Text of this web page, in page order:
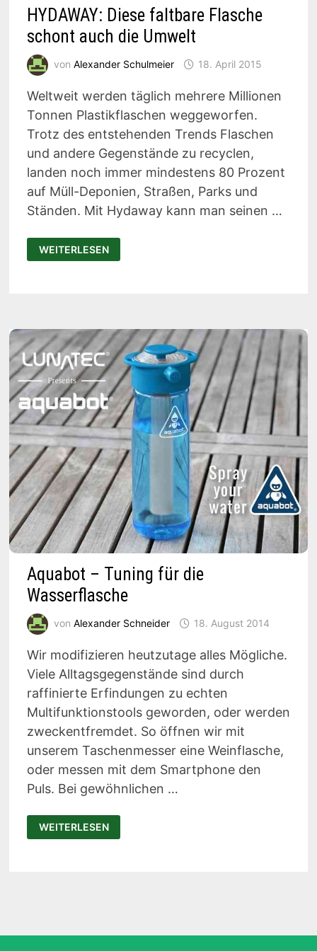
HYDAWAY: Diese faltbare Flasche
schont auch die Umwelt
von Alexander Schulmeier 18. April 2015
Weltweit werden täglich mehrere Millionen
Tonnen Plastikflaschen weggeworfen.
Trotz des entstehenden Trends Flaschen
und andere Gegenstände zu recyclen,
landen noch immer mindestens 80 Prozent
auf Müll-Deponien, Straßen, Parks und
Ständen. Mit Hydaway kann man seinen …
HYDAWAY:
DIESE
FALTBARE
WEITERLESEN
Aquabot – Tuning für die
Wasserflasche
von Alexander Schneider 18. August 2014
Wir modifizieren heutzutage alles Mögliche.
Viele Alltagsgegenstände sind durch
raffinierte Erfindungen zu echten
Multifunktionstools geworden, oder werden
zweckentfremdet. So öffnen wir mit
unserem Taschenmesser eine Weinflasche,
oder messen mit dem Smartphone den
Puls. Bei gewöhnlichen …
AQUABOT
–
TUNING
WEITERLESEN